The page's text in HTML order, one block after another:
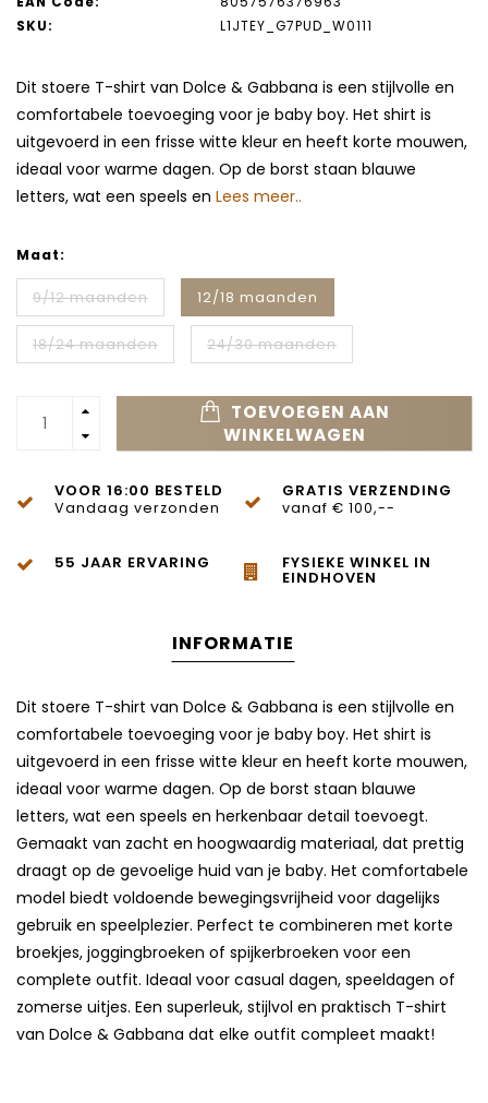
SKU:
L1JTEY_G7PUD_W0111
Dit stoere T-shirt van Dolce & Gabbana is een stijlvolle en
comfortabele toevoeging voor je baby boy. Het shirt is
uitgevoerd in een frisse witte kleur en heeft korte mouwen,
ideaal voor warme dagen. Op de borst staan blauwe
letters, wat een speels en Lees meer..
Maat:
9/12 maanden 12/18 maanden
18/24 maanden 24/30 maanden
TOEVOEGEN AAN
WINKELWAGEN
VOOR 16:00 BESTELD
Vandaag verzonden
GRATIS VERZENDING
vanaf € 100,--
55 JAAR ERVARING FYSIEKE WINKEL IN
EINDHOVEN
INFORMATIE
Dit stoere T-shirt van Dolce & Gabbana is een stijlvolle en
comfortabele toevoeging voor je baby boy. Het shirt is
uitgevoerd in een frisse witte kleur en heeft korte mouwen,
ideaal voor warme dagen. Op de borst staan blauwe
letters, wat een speels en herkenbaar detail toevoegt.
Gemaakt van zacht en hoogwaardig materiaal, dat prettig
draagt op de gevoelige huid van je baby. Het comfortabele
model biedt voldoende bewegingsvrijheid voor dagelijks
gebruik en speelplezier. Perfect te combineren met korte
broekjes, joggingbroeken of spijkerbroeken voor een
complete outfit. Ideaal voor casual dagen, speeldagen of
zomerse uitjes. Een superleuk, stijlvol en praktisch T-shirt
van Dolce & Gabbana dat elke outfit compleet maakt!